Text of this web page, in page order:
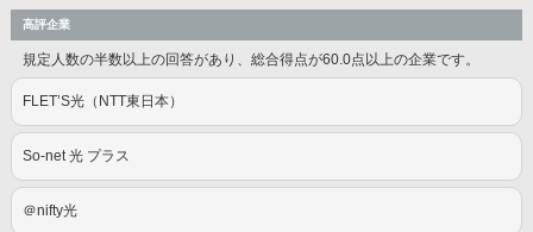
高評企業
規定人数の半数以上の回答があり、総合得点が60.0点以上の企業です。
FLET’S光（NTT東日本）
So-net 光 プラス
＠nifty光